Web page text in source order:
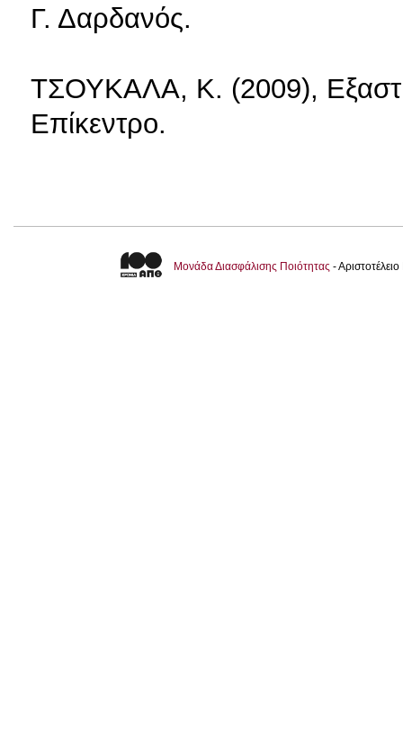
Γ. Δαρδανός.
ΤΣΟΥΚΑΛΑ, Κ. (2009),
Επίκεντρο.
Μονάδα Διασφάλισης Ποιότητας -